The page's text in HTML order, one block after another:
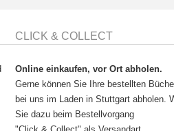
CLICK & COLLECT
Online einkaufen, vor Ort abholen.
Gerne können Sie Ihre bestellten
bei uns im Laden in Stuttgart abholen.
Sie dazu beim Bestellvorgang